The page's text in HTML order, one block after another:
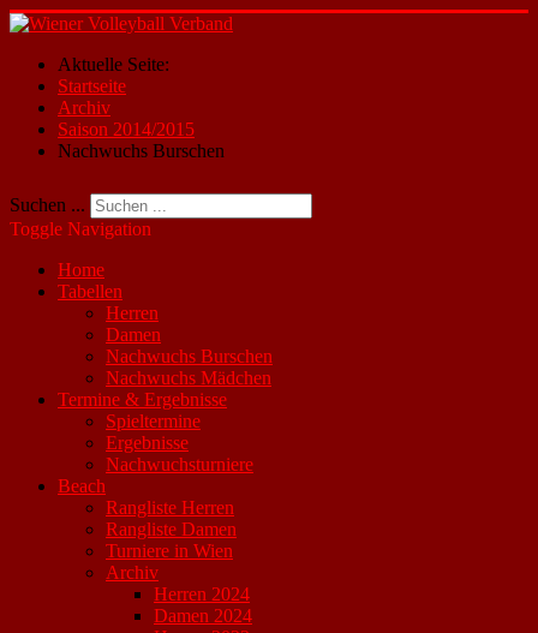
Aktuelle Seite:
Startseite
Archiv
Saison 2014/2015
Nachwuchs Burschen
Suchen ...
Toggle Navigation
Home
Tabellen
Herren
Damen
Nachwuchs Burschen
Nachwuchs Mädchen
Termine & Ergebnisse
Spieltermine
Ergebnisse
Nachwuchsturniere
Beach
Rangliste Herren
Rangliste Damen
Turniere in Wien
Archiv
Herren 2024
Damen 2024